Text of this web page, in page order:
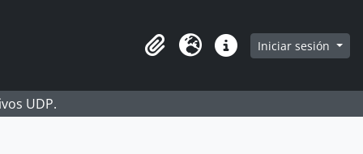
Portapapeles
Idioma Enlaces rápidos
Iniciar sesión
UDP.